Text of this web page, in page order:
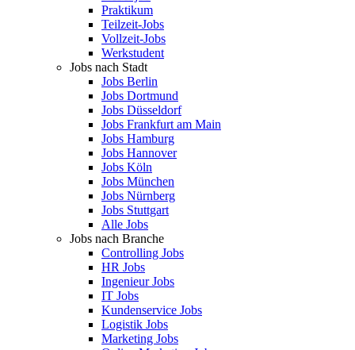
Praktikum
Teilzeit-Jobs
Vollzeit-Jobs
Werkstudent
Jobs nach Stadt
Jobs Berlin
Jobs Dortmund
Jobs Düsseldorf
Jobs Frankfurt am Main
Jobs Hamburg
Jobs Hannover
Jobs Köln
Jobs München
Jobs Nürnberg
Jobs Stuttgart
Alle Jobs
Jobs nach Branche
Controlling Jobs
HR Jobs
Ingenieur Jobs
IT Jobs
Kundenservice Jobs
Logistik Jobs
Marketing Jobs